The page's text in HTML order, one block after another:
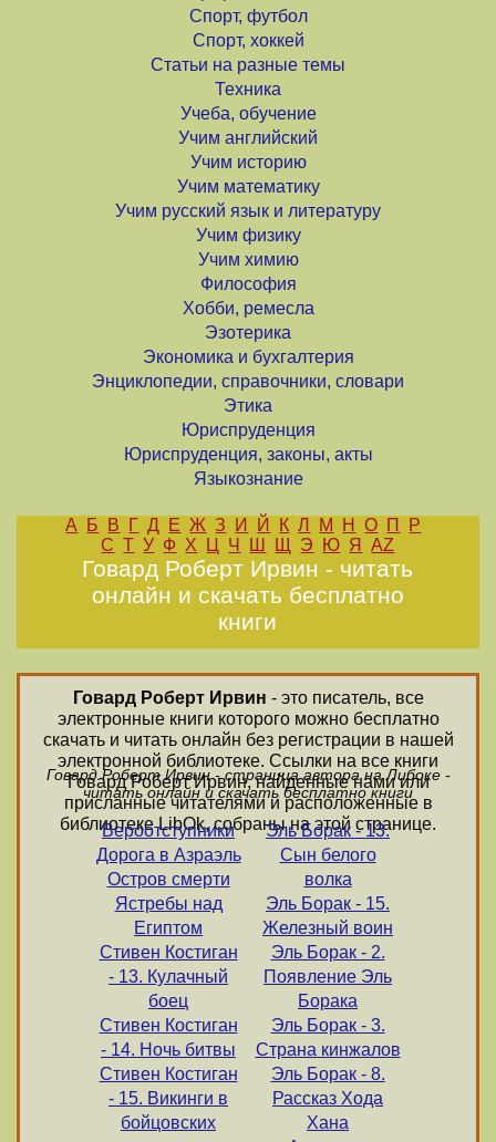
Спорт, футбол
Спорт, хоккей
Статьи на разные темы
Техника
Учеба, обучение
Учим английский
Учим историю
Учим математику
Учим русский язык и литературу
Учим физику
Учим химию
Философия
Хобби, ремесла
Эзотерика
Экономика и бухгалтерия
Энциклопедии, справочники, словари
Этика
Юриспруденция
Юриспруденция, законы, акты
Языкознание
А Б В Г Д Е Ж З И Й К Л М Н О П
Р
С Т У Ф Х Ц Ч Ш Щ Э Ю Я AZ
Говард Роберт Ирвин - читать
онлайн и скачать бесплатно
книги
Говард Роберт Ирвин - это писатель, все
электронные книги которого можно бесплатно
скачать и читать онлайн без регистрации в нашей
электронной библиотеке. Ссылки на все книги
Говард Роберт Ирвин, найденные нами или
присланные читателями и расположенные в
библиотеке LibOk, собраны на этой странице.
Говард Роберт Ирвин - страница автора на Либоке -
читать онлайн и скачать бесплатно книги
Вероотступники
Дорога в Азраэль
Остров смерти
Ястребы над
Египтом
Стивен Костиган
- 13. Кулачный
боец
Стивен Костиган
- 14. Ночь битвы
Стивен Костиган
- 15. Викинги в
бойцовских
Эль Борак - 13.
Сын белого
волка
Эль Борак - 15.
Железный воин
Эль Борак - 2.
Появление Эль
Борака
Эль Борак - 3.
Страна кинжалов
Эль Борак - 8.
Рассказ Хода
Хана